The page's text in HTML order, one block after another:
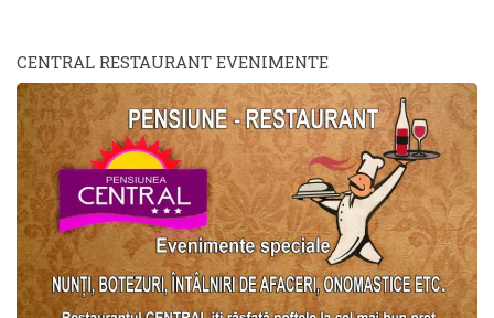
CENTRAL RESTAURANT EVENIMENTE